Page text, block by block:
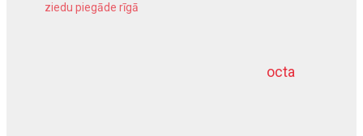
octa
ziedu piegāde rīgā
dziļurbums